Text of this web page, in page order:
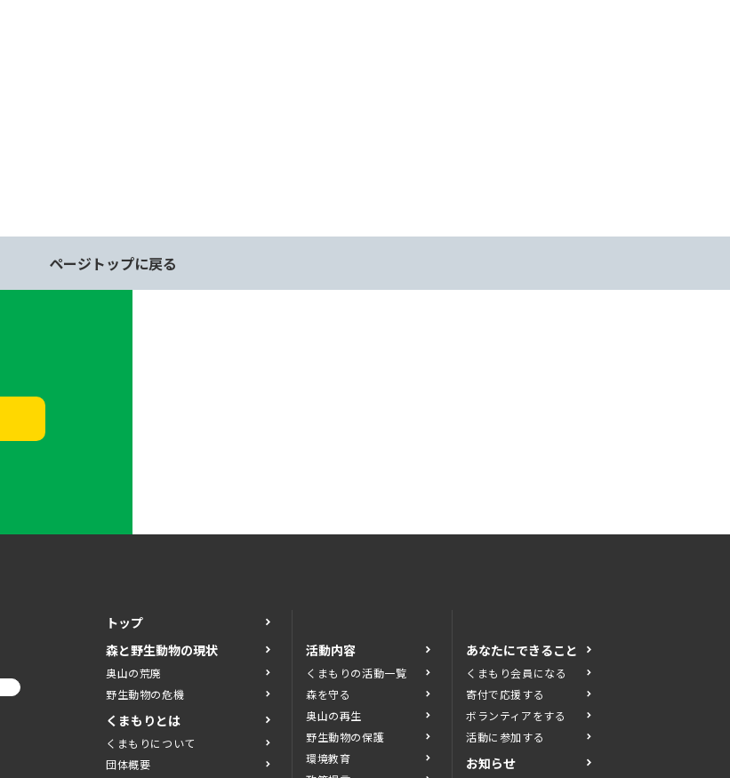
ページトップに戻る
トップ
森と野生動物の現状
奥山の荒廃
野生動物の危機
くまもりとは
くまもりについて
団体概要
活動内容
くまもりの活動一覧
森を守る
奥山の再生
野生動物の保護
環境教育
あなたにできること
くまもり会員になる
寄付で応援する
ボランティアをする
活動に参加する
お知らせ